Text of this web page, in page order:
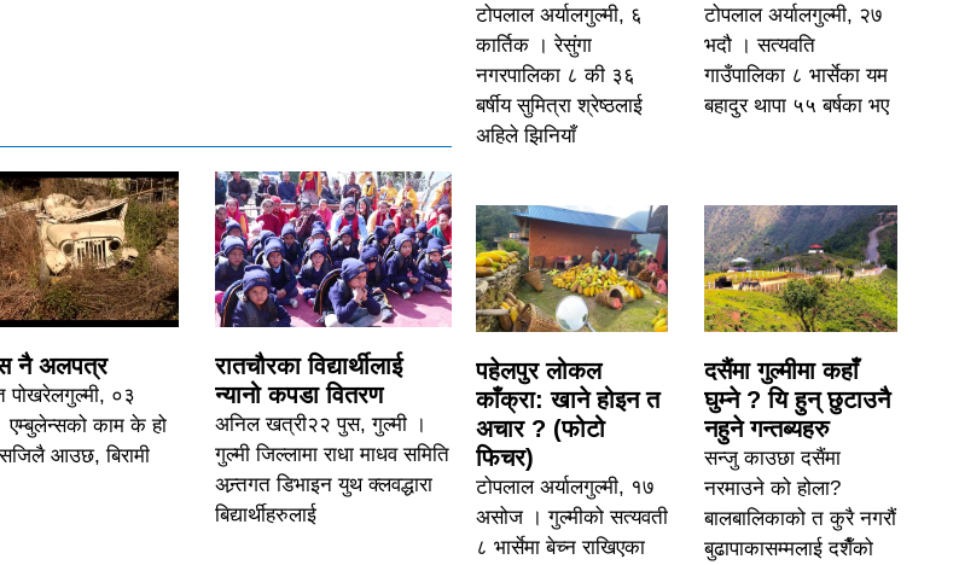
नै अलपत्र
पोखरेलगुल्मी, ०३
काम के हो
आउछ, बिरामी
रातचौरका विद्यार्थीलाई
न्यानो कपडा वितरण
अनिल खत्री२२ पुस, गुल्मी ।
गुल्मी जिल्लामा राधा माधव समिति
अन्र्तगत डिभाइन युथ क्लवद्धारा
बिद्यार्थीहरुलाई
टोपलाल अर्यालगुल्मी, ६
कार्तिक । रेसुंगा
नगरपालिका ८ की ३६
बर्षीय सुमित्रा श्रेष्ठलाई
अहिले झिनियाँ
टोपलाल अर्यालगुल्मी, २७
भदौ । सत्यवति
गाउँपालिका ८ भार्सेका यम
बहादुर थापा ५५ बर्षका भए
पहेलपुर लोकल
काँक्रा: खाने होइन त
अचार ? (फोटो
फिचर)
टोपलाल अर्यालगुल्मी, १७
असोज । गुल्मीको सत्यवती
८ भार्सेमा बेच्न राखिएका
दसैंमा गुल्मीमा कहाँ
घुम्ने ? यि हुन् छुटाउनै
नहुने गन्तब्यहरु
सन्जु काउछा दसैंमा
नरमाउने को होला?
बालबालिकाको त कुरै नगरौं
बुढापाकासम्मलाई दशैँको